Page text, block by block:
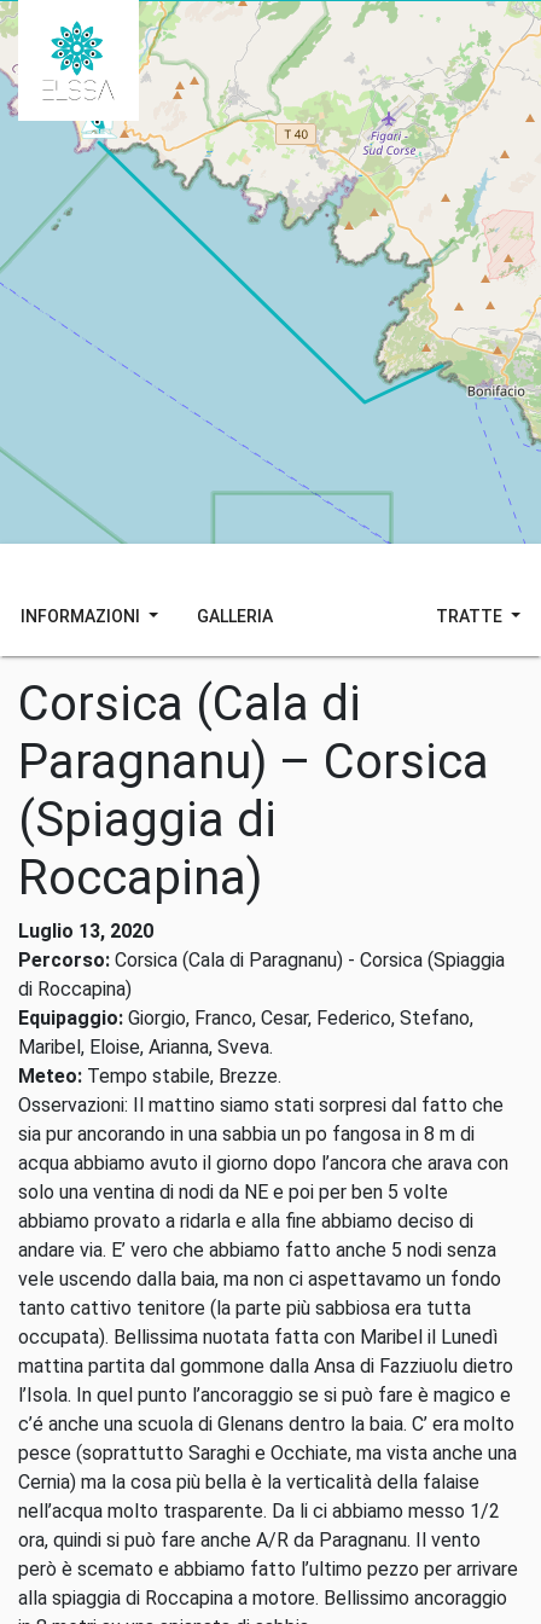
INFORMAZIONI GALLERIA TRATTE
Corsica (Cala di
Paragnanu) – Corsica
(Spiaggia di
Roccapina)
Luglio 13, 2020
Percorso: Corsica (Cala di Paragnanu) - Corsica (Spiaggia
di Roccapina)
Equipaggio: Giorgio, Franco, Cesar, Federico, Stefano,
Maribel, Eloise, Arianna, Sveva.
Meteo: Tempo stabile, Brezze.
Osservazioni: Il mattino siamo stati sorpresi dal fatto che
sia pur ancorando in una sabbia un po fangosa in 8 m di
acqua abbiamo avuto il giorno dopo l’ancora che arava con
solo una ventina di nodi da NE e poi per ben 5 volte
abbiamo provato a ridarla e alla fine abbiamo deciso di
andare via. E’ vero che abbiamo fatto anche 5 nodi senza
vele uscendo dalla baia, ma non ci aspettavamo un fondo
tanto cattivo tenitore (la parte più sabbiosa era tutta
occupata). Bellissima nuotata fatta con Maribel il Lunedì
mattina partita dal gommone dalla Ansa di Fazziuolu dietro
l’Isola. In quel punto l’ancoraggio se si può fare è magico e
c’é anche una scuola di Glenans dentro la baia. C’ era molto
pesce (soprattutto Saraghi e Occhiate, ma vista anche una
Cernia) ma la cosa più bella è la verticalità della falaise
nell’acqua molto trasparente. Da li ci abbiamo messo 1/2
ora, quindi si può fare anche A/R da Paragnanu. Il vento
però è scemato e abbiamo fatto l’ultimo pezzo per arrivare
alla spiaggia di Roccapina a motore. Bellissimo ancoraggio